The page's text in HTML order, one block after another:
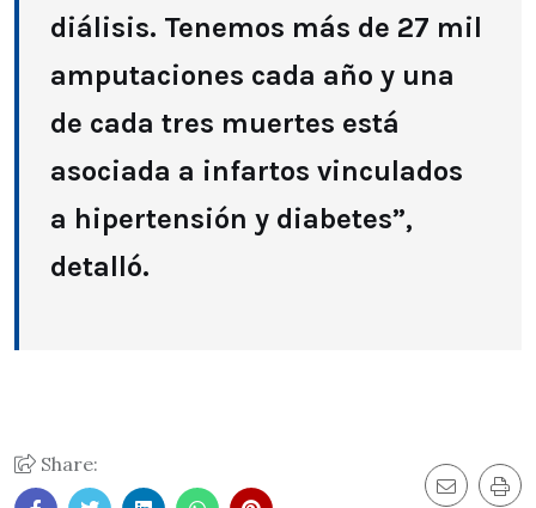
diálisis. Tenemos más de 27 mil
amputaciones cada año y una
de cada tres muertes está
asociada a infartos vinculados
a hipertensión y diabetes”,
detalló.
Share: